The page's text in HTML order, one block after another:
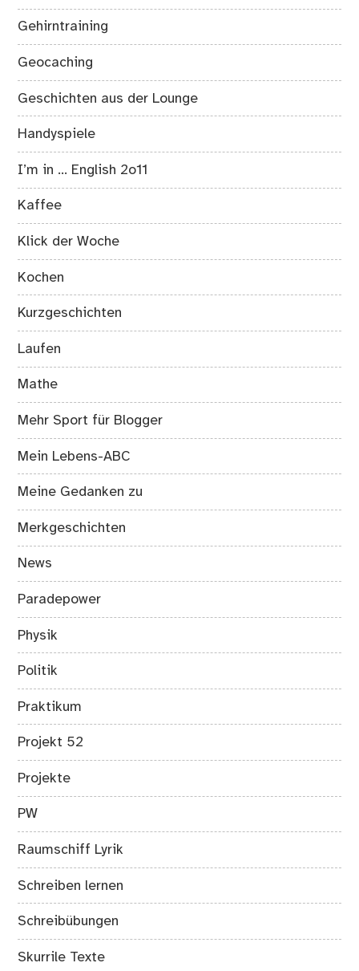
Gehirntraining
Geocaching
Geschichten aus der Lounge
Handyspiele
I’m in … English 2o11
Kaffee
Klick der Woche
Kochen
Kurzgeschichten
Laufen
Mathe
Mehr Sport für Blogger
Mein Lebens-ABC
Meine Gedanken zu
Merkgeschichten
News
Paradepower
Physik
Politik
Praktikum
Projekt 52
Projekte
PW
Raumschiff Lyrik
Schreiben lernen
Schreibübungen
Skurrile Texte